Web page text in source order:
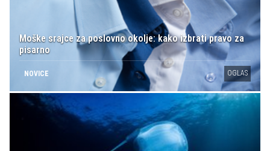
Moške srajce za poslovno okolje: kako izbrati pravo za
pisarno
NOVICE OGLAS